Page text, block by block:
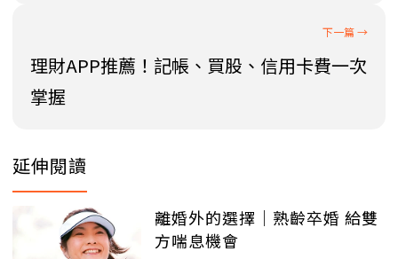
理財APP推薦！記帳、買股、信用卡費一次
掌握
延伸閱讀
離婚外的選擇｜熟齡卒婚 給雙
方喘息機會